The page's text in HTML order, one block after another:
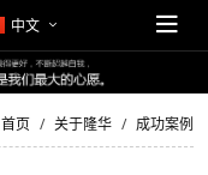
中文
首页 关于隆华 成功案例